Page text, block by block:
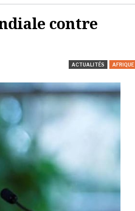
contre
ACTUALITÉS AFRIQUE